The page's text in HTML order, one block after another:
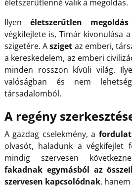
életszerűtlenné válik a megoldás.
Ilyenéletszerűtlen megoldás
végkifejlete is, Timár kivonulása
szigetére. Asziget az emberi,
a kereskedelem, az emberi
minden rosszon kívüli világ.
valóságban és nem
társadalomból.
A regény
A gazdag cselekmény, a
olvasót, haladunk a végkifejlet
mindig szervesen
fakadnak egymásból az
szervesen kapcsolódnak,